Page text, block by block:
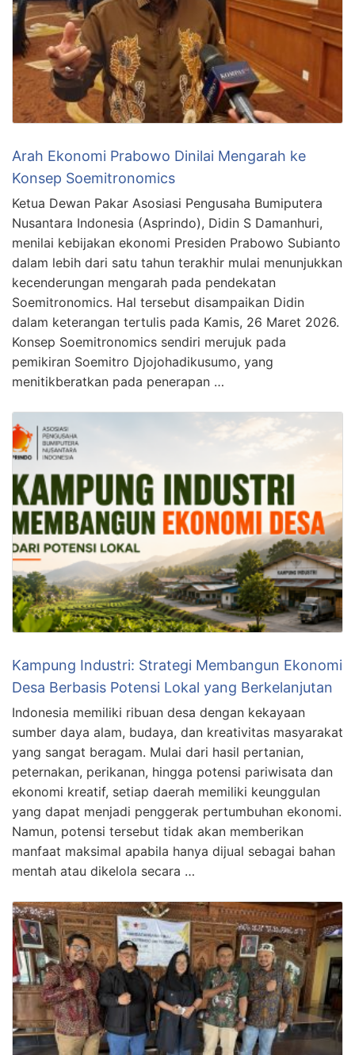
Arah Ekonomi Prabowo Dinilai Mengarah ke
Konsep Soemitronomics
Ketua Dewan Pakar Asosiasi Pengusaha Bumiputera
Nusantara Indonesia (Asprindo), Didin S Damanhuri,
menilai kebijakan ekonomi Presiden Prabowo Subianto
dalam lebih dari satu tahun terakhir mulai menunjukkan
kecenderungan mengarah pada pendekatan
Soemitronomics. Hal tersebut disampaikan Didin
dalam keterangan tertulis pada Kamis, 26 Maret 2026.
Konsep Soemitronomics sendiri merujuk pada
pemikiran Soemitro Djojohadikusumo, yang
menitikberatkan pada penerapan …
Kampung Industri: Strategi Membangun Ekonomi
Desa Berbasis Potensi Lokal yang Berkelanjutan
Indonesia memiliki ribuan desa dengan kekayaan
sumber daya alam, budaya, dan kreativitas masyarakat
yang sangat beragam. Mulai dari hasil pertanian,
peternakan, perikanan, hingga potensi pariwisata dan
ekonomi kreatif, setiap daerah memiliki keunggulan
yang dapat menjadi penggerak pertumbuhan ekonomi.
Namun, potensi tersebut tidak akan memberikan
manfaat maksimal apabila hanya dijual sebagai bahan
mentah atau dikelola secara …